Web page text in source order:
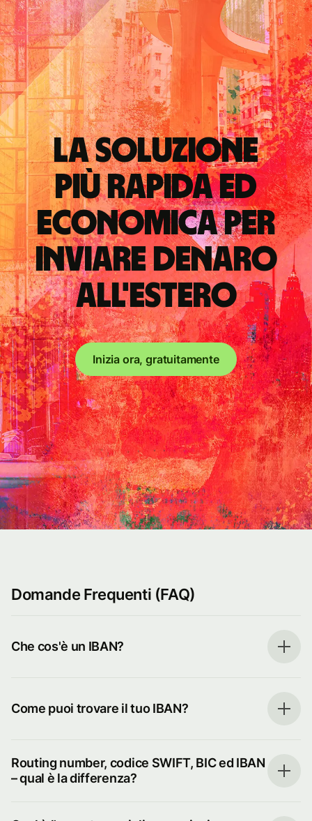
La soluzione
più rapida ed
economica per
inviare denaro
all'estero
Inizia ora, gratuitamente
Domande Frequenti (FAQ)
Che cos'è un IBAN?
Come puoi trovare il tuo IBAN?
Routing number, codice SWIFT, BIC ed IBAN
– qual è la differenza?